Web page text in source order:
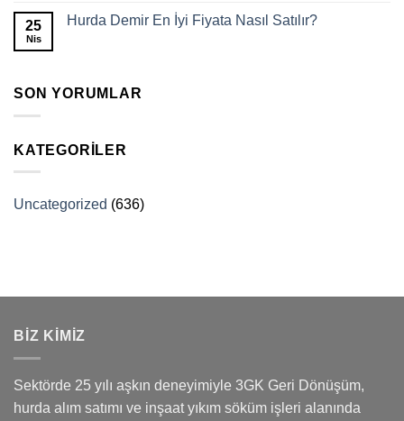
25
Nis
Hurda Demir En İyi Fiyata Nasıl Satılır?
SON YORUMLAR
KATEGORILER
Uncategorized (636)
BİZ KİMİZ
Sektörde 25 yılı aşkın deneyimiyle 3GK Geri Dönüşüm,
hurda alım satımı ve inşaat yıkım söküm işleri alanında